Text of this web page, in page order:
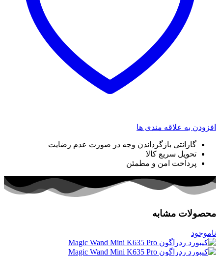
افزودن به علاقه مندی ها
گارانتی بازگرداندن وجه در صورت عدم رضایت
تحویل سریع کالا
پرداخت امن و مطمئن
محصولات مشابه
ناموجود